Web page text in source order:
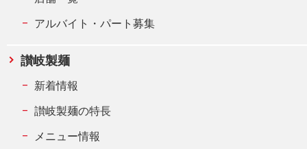
アルバイト・パート募集
讃岐製麺
新着情報
讃岐製麺の特長
メニュー情報